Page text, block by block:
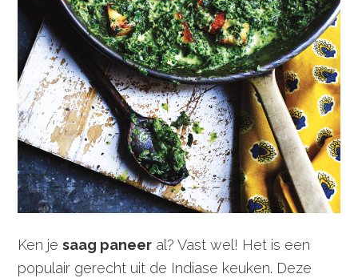
Ken jesaag paneer al? Vast wel! Het is een
populair gerecht uit de Indiase keuken. Deze